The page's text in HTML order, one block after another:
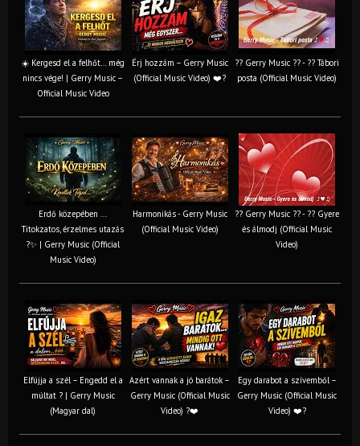
☀️ Kergesd el a felhőt… még
nincs vége! | Gerry Music –
Official Music Video
Érj hozzám – Gerry Music
(Official Music Video) ❤️?
?? Gerry Music ?? - ?? Tábori
posta (Official Music Video)
Erdő közepében ...
Titokzatos, érzelmes utazás
?✨ | Gerry Music (Official
Music Video)
Harmonikás - Gerry Music
(Official Music Video)
?? Gerry Music ?? - ?? Gyere
és álmodj (Official Music
Video)
Elfújja a szél – Engedd el a
múltat ? | Gerry Music
(Magyar dal)
Azért vannak a jó barátok –
Gerry Music (Official Music
Video) ?❤️
Egy darabot a szívemből –
Gerry Music (Official Music
Video) ❤️?